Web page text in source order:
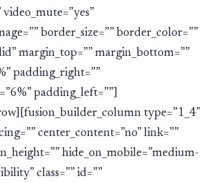
border_size=”” border_color=””
margin_top=”” margin_bottom=””
padding_right=””
padding_left=””]
type=”1_4″
center_content=”no” link=””
hide_on_mobile=”medium-
class=”” id=””